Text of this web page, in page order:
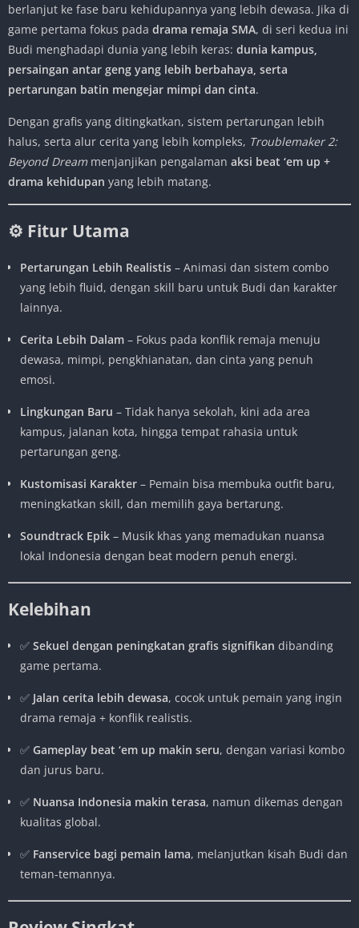
berlanjut ke fase baru kehidupannya yang lebih dewasa. Jika di
game pertama fokus pada drama remaja SMA, di seri kedua ini
Budi menghadapi dunia yang lebih keras: dunia kampus,
persaingan antar geng yang lebih berbahaya, serta
pertarungan batin mengejar mimpi dan cinta.
Dengan grafis yang ditingkatkan, sistem pertarungan lebih
halus, serta alur cerita yang lebih kompleks, Troublemaker 2:
Beyond Dream menjanjikan pengalaman aksi beat ‘em up +
drama kehidupan yang lebih matang.
⚙️ Fitur Utama
Pertarungan Lebih Realistis – Animasi dan sistem combo
yang lebih fluid, dengan skill baru untuk Budi dan karakter
lainnya.
Cerita Lebih Dalam – Fokus pada konflik remaja menuju
dewasa, mimpi, pengkhianatan, dan cinta yang penuh
emosi.
Lingkungan Baru – Tidak hanya sekolah, kini ada area
kampus, jalanan kota, hingga tempat rahasia untuk
pertarungan geng.
Kustomisasi Karakter – Pemain bisa membuka outfit baru,
meningkatkan skill, dan memilih gaya bertarung.
Soundtrack Epik – Musik khas yang memadukan nuansa
lokal Indonesia dengan beat modern penuh energi.
Kelebihan
✅ Sekuel dengan peningkatan grafis signifikan dibanding
game pertama.
✅ Jalan cerita lebih dewasa, cocok untuk pemain yang ingin
drama remaja + konflik realistis.
✅ Gameplay beat ‘em up makin seru, dengan variasi kombo
dan jurus baru.
✅ Nuansa Indonesia makin terasa, namun dikemas dengan
kualitas global.
✅ Fanservice bagi pemain lama, melanjutkan kisah Budi dan
teman-temannya.